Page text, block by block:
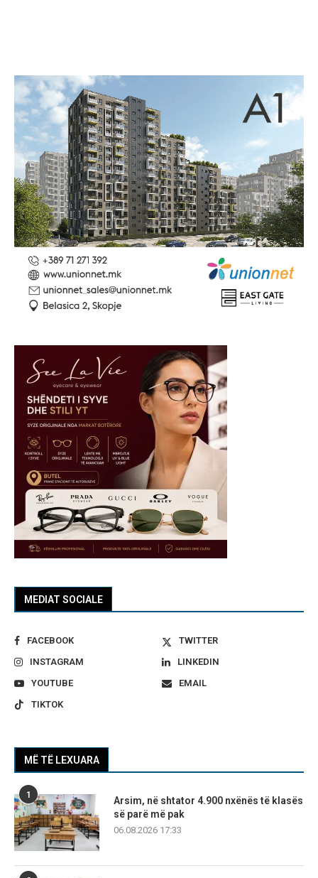
MEDIAT SOCIALE
FACEBOOK
TWITTER
INSTAGRAM
LINKEDIN
YOUTUBE
EMAIL
TIKTOK
MË TË LEXUARA
1
Arsim, në shtator 4.900 nxënës të klasës
së parë më pak
06.08.2026 17:33